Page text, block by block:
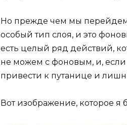
Но прежде чем мы перейдем
особый тип слоя, и это
есть целый ряд действий,
не можем с фоновым, и, если
привести к путанице и
Вот изображение, которое я